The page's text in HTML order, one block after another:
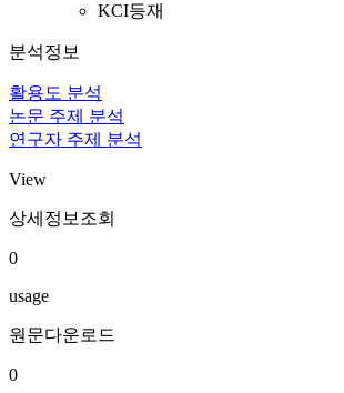
KCI등재
분석정보
활용도 분석
논문 주제 분석
연구자 주제 분석
View
상세정보조회
0
usage
원문다운로드
0